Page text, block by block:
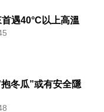
遇40°C以上高溫
冬瓜”或有安全隱